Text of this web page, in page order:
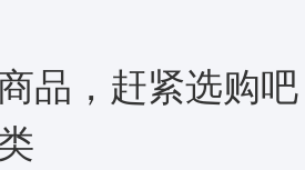
品，赶紧选购